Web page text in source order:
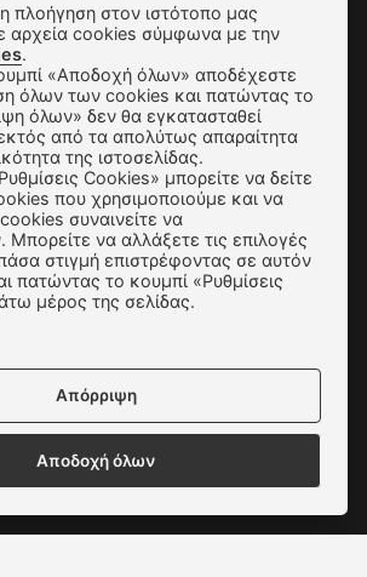
SUBSCRIBE
& Αλλαγές
Παραγγελίας & Πληρωμής
Χρήσης & Ασφάλεια
Πολιτική Απορρήτου
Ρυθμίσεις Cookies
όλες τις πιστωτικές κάρτες:
πλοήγηση στον ιστότοπο μας
αρχεία cookies σύμφωνα με την
.
όλων των cookies και πατώντας το
όλων» δεν θα εγκατασταθεί
από τα απολύτως απαραίτητα
της ιστοσελίδας.
Cookies» μπορείτε να δείτε
που χρησιμοποιούμε και να
συναινείτε να
Μπορείτε να αλλάξετε τις επιλογές
στιγμή επιστρέφοντας σε αυτόν
πατώντας το κουμπί «Ρυθμίσεις
μέρος της σελίδας.
Απόρριψη
Αποδοχή όλων